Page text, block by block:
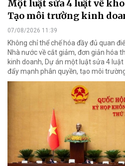
Một luật sửa 4 luật về
Tạo môi trường kinh
07/08/2026 11:39
Không chỉ thể chế hóa đầy đủ quan
Nhà nước về cắt giảm, đơn giản hóa
kinh doanh, Dự án một luật sửa 4
đẩy mạnh phân quyền, tạo môi